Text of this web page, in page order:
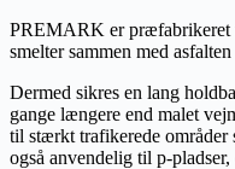
PREMARK er præfabrikeret
smelter sammen med
Dermed sikres en lang
gange længere end malet
til stærkt trafikerede områder
også anvendelig til p-